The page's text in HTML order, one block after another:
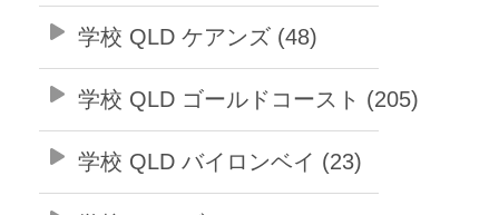
学校 QLD ケアンズ (48)
学校 QLD ゴールドコースト (205)
学校 QLD バイロンベイ (23)